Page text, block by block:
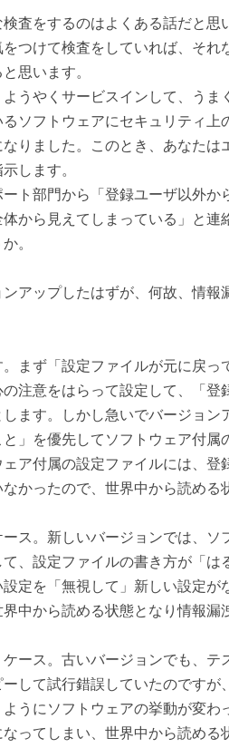
査をするのはよくある話だと思
つけて検査をしていれば、それ
思います。
うやくサービスインして、うまく
ソフトウェアにセキュリティ上
りました。このとき、あなたは
します。
ト部門から「登録ユーザ以外か
から見えてしまっている」と連
。
アップしたはずが、何故、情報
まず「設定ファイルが元に戻っ
注意をはらって設定して、「登
ます。しかし急いでバージョン
」を優先してソフトウェア付属
ア付属の設定ファイルには、登
かったので、世界中から読める
ス。新しいバージョンでは、ソ
、設定ファイルの書き方が「は
定を「無視して」新しい設定が
中から読める状態となり情報漏
ース。古いバージョンでも、テ
して試行錯誤していたのですが、
うにソフトウェアの挙動が変わ
ってしまい、世界中から読める